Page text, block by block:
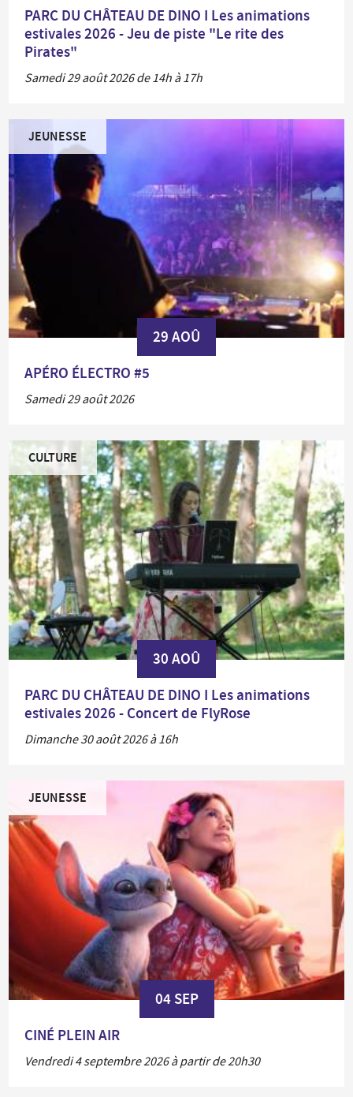
PARC DU CHÂTEAU DE DINO I Les animations
estivales 2026 - Jeu de piste "Le rite des
Pirates"
Samedi 29 août 2026 de 14h à 17h
JEUNESSE
29 AOÛ
APÉRO ÉLECTRO #5
Samedi 29 août 2026
CULTURE
30 AOÛ
PARC DU CHÂTEAU DE DINO I Les animations
estivales 2026 - Concert de FlyRose
Dimanche 30 août 2026 à 16h
JEUNESSE
04 SEP
CINÉ PLEIN AIR
Vendredi 4 septembre 2026 à partir de 20h30